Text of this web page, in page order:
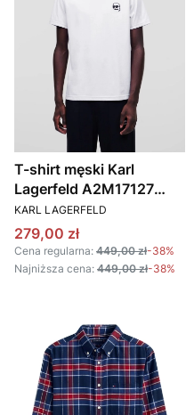
T-shirt męski Karl
Lagerfeld A2M17127
BIAŁY
PRODUCENT
KARL LAGERFELD
Cena promocyjna
279,00 zł
Cena regularna: 449,00 zł-38%
Najniższa cena: 449,00 zł-38%